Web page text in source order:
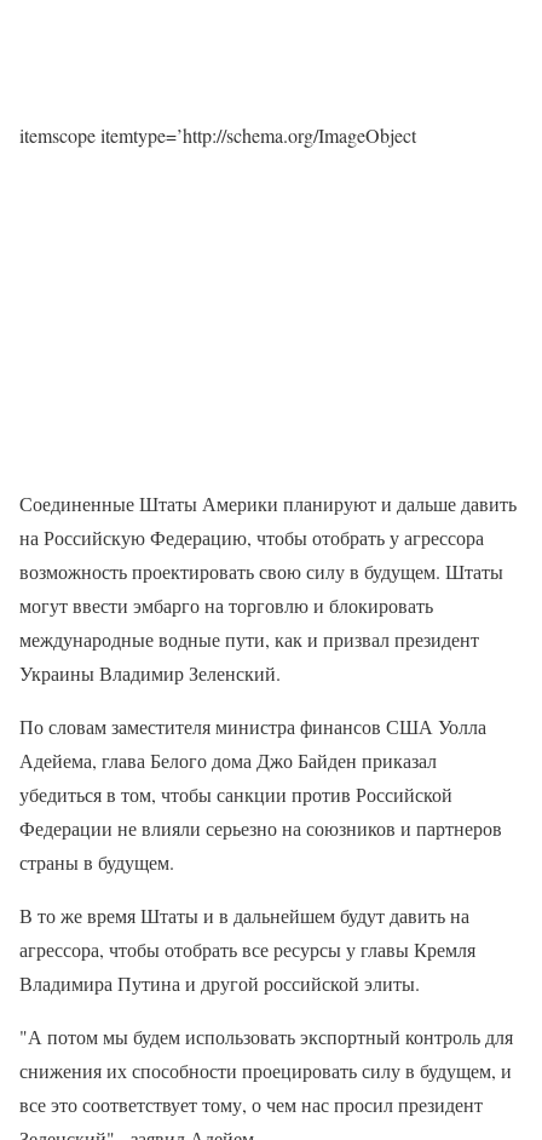
itemscope itemtype=’http://schema.org/ImageObject
Соединенные Штаты Америки планируют и дальше давить
на Российскую Федерацию, чтобы отобрать у агрессора
возможность проектировать свою силу в будущем. Штаты
могут ввести эмбарго на торговлю и блокировать
международные водные пути, как и призвал президент
Украины Владимир Зеленский.
По словам заместителя министра финансов США Уолла
Адейема, глава Белого дома Джо Байден приказал
убедиться в том, чтобы санкции против Российской
Федерации не влияли серьезно на союзников и партнеров
страны в будущем.
В то же время Штаты и в дальнейшем будут давить на
агрессора, чтобы отобрать все ресурсы у главы Кремля
Владимира Путина и другой российской элиты.
"А потом мы будем использовать экспортный контроль для
снижения их способности проецировать силу в будущем, и
все это соответствует тому, о чем нас просил президент